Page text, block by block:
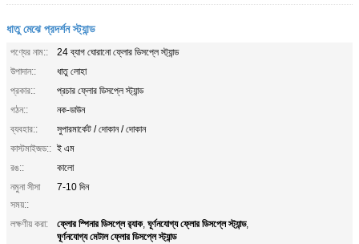
ধাতু মেঝে প্রদর্শন স্ট্যান্ড
পণ্যের নাম::
24 ব্যাগ ঘোরানো ফ্লোর ডিসপ্লে স্ট্যান্ড
উপাদান::
ধাতু লোহা
প্রকার::
প্রচার ফ্লোর ডিসপ্লে স্ট্যান্ড
গঠন::
নক-ডাউন
ব্যবহার::
সুপারমার্কেট / দোকান / দোকান
কাস্টমাইজড:: ই এম
রঙ::
কালো
নমুনা সীসা
সময়::
7-10 দিন
লক্ষণীয় করা: ফ্লোর স্পিনার ডিসপ্লে র‌্যাক, ঘূর্ণনযোগ্য ফ্লোর ডিসপ্লে স্ট্যান্ড,
ঘূর্ণনযোগ্য মেটাল ফ্লোর ডিসপ্লে স্ট্যান্ড